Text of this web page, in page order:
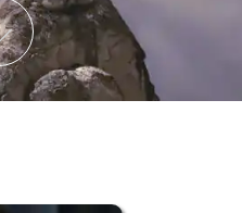
Plus d'info